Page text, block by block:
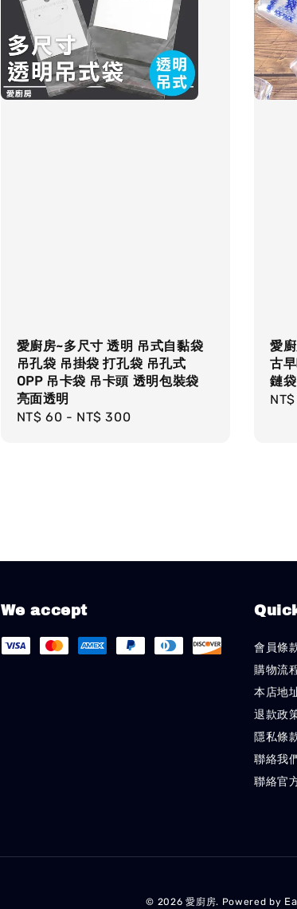
愛廚房~多尺寸 透明 吊式自黏袋
吊孔袋 吊掛袋 打孔袋 吊孔式
OPP 吊卡袋 吊卡頭 透明包裝袋
亮面透明
Regular
NT$ 60 - NT$ 300
愛
古
鏈
We accept
會員條
購物流
本店地
退款政
隱私條
聯絡我
聯絡官
© 2026 愛廚房. Powered by